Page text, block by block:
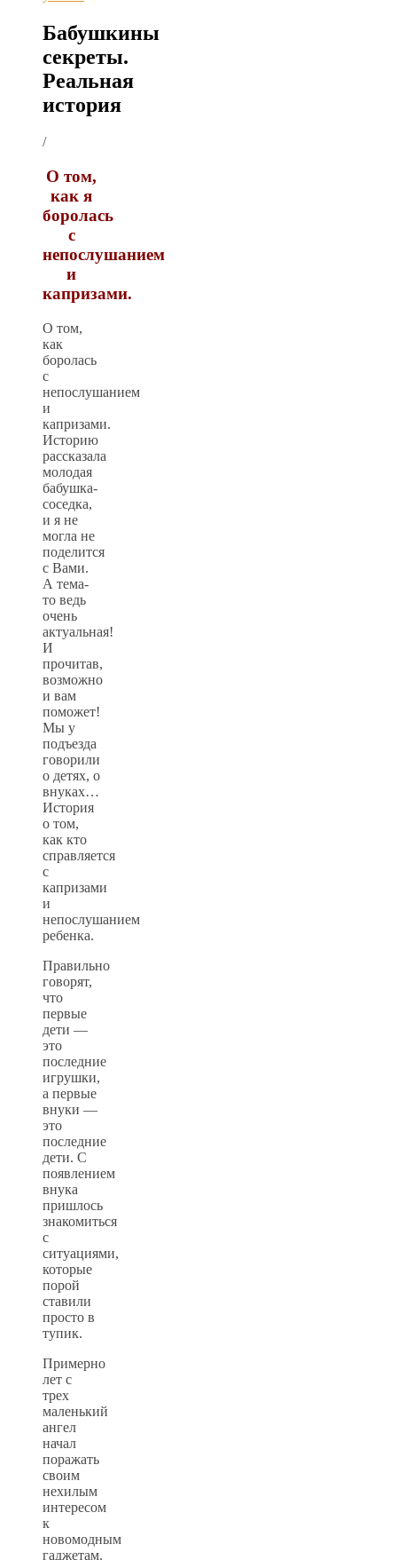
Бабушкины
секреты.
Реальная
история
/
О том,
как я
боролась
с
непослушанием
и
капризами.
О том,
как
боролась
с
непослушанием
и
капризами.
Историю
рассказала
молодая
бабушка-
соседка,
и я не
могла не
поделится
с Вами.
А тема-
то ведь
очень
актуальная!
И
прочитав,
возможно
и вам
поможет!
Мы у
подъезда
говорили
о детях, о
внуках…
История
о том,
как кто
справляется
с
капризами
и
непослушанием
ребенка.
Правильно
говорят,
что
первые
дети —
это
последние
игрушки,
а первые
внуки —
это
последние
дети. С
появлением
внука
пришлось
знакомиться
с
ситуациями,
которые
порой
ставили
просто в
тупик.
Примерно
лет с
трех
маленький
ангел
начал
поражать
своим
нехилым
интересом
к
новомодным
гаджетам.